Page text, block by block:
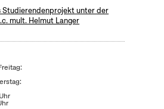
Studierendenprojekt unter der
mult. Helmut Langer